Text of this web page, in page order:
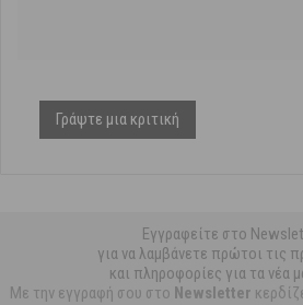
Γράψτε μια κριτική
Εγγραφείτε στο
για να λαμβάνετε πρώτοι τις
και πληροφορίες για τα νέα
Με την εγγραφή σου στο Newsletter